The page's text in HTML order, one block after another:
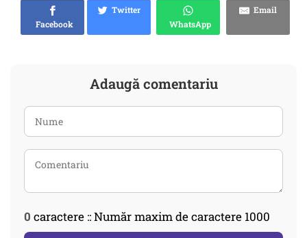
Facebook
Twitter
WhatsApp
Email
Adaugă comentariu
0 caractere :: Număr maxim de caractere 1000